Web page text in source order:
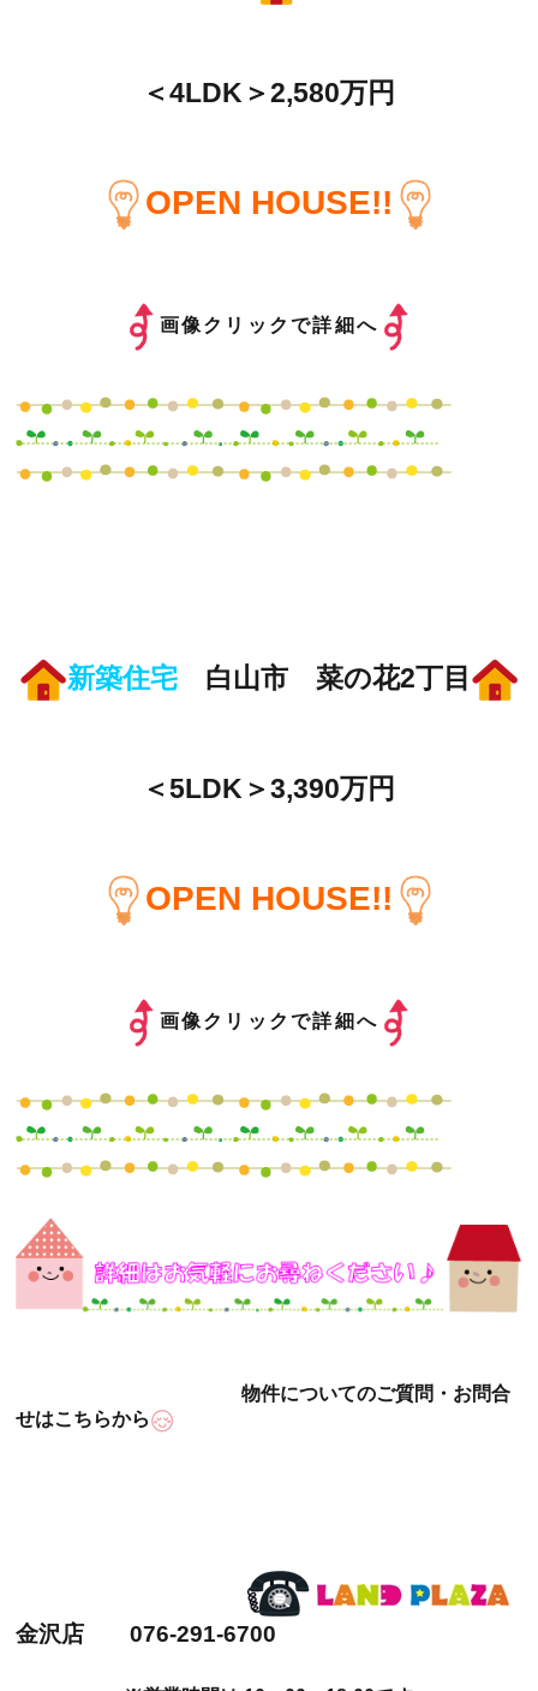
＜4LDK＞2,580万円
OPEN HOUSE!!
画像クリックで詳細へ
新築住宅白山市 菜の花2丁目
＜5LDK＞3,390万円
OPEN HOUSE!!
画像クリックで詳細へ
物件についてのご質問・お問合
せはこちらから
金沢店 076-291-6700